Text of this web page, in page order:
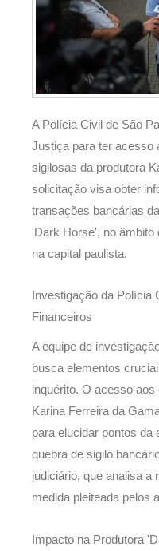
A Polícia Civil de São
Justiça para ter acesso
sigilosas da produtora
solicitação visa obter
transações bancárias
'Dark Horse', no âmbito
na capital paulista.
Investigação da Polícia
Financeiros
A equipe de
busca elementos
inquérito. O acesso
Karina Ferreira da
para elucidar pontos da
quebra de sigilo
judiciário, que analisa a
medida pleiteada pelos
Impacto na Produtora